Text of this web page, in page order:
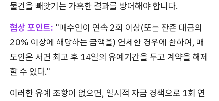
물건을 빼앗기는 가혹한 결과를 방어해야 합니다.
협상 포인트: "매수인이 연속 2회 이상(또는 잔존 대금의
20% 이상에 해당하는 금액을) 연체한 경우에 한하여, 매
도인은 서면 최고 후 14일의 유예기간을 두고 계약을 해제
할 수 있다."
이러한 유예 조항이 없으면, 일시적 자금 경색으로 1회 연